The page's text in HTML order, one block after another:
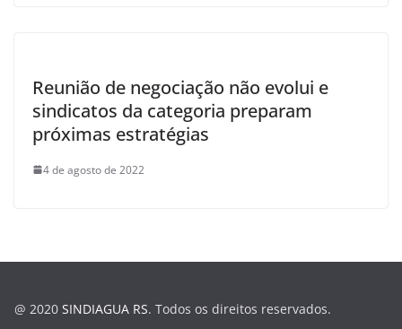
Reunião de negociação não evolui e
sindicatos da categoria preparam
próximas estratégias
4 de agosto de 2022
@ 2020 SINDIAGUA RS. Todos os direitos reservados.